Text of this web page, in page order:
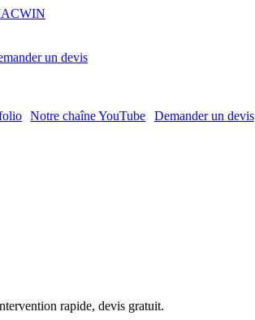
un devis
Notre chaîne YouTube
Demander un devis
rapide, devis gratuit.